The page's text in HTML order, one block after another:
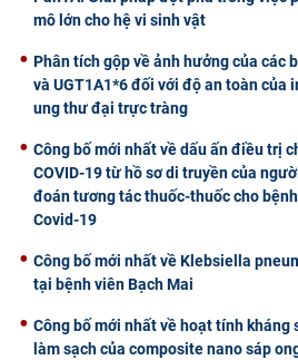
mô lớn cho hệ vi sinh vật
Phân tích gộp về ảnh hưởng của các
và UGT1A1*6 đối với độ an toàn của
ung thư đại trực tràng
Công bố mới nhất về dấu ấn điều trị
COVID-19 từ hồ sơ di truyền của
đoán tương tác thuốc-thuốc cho
Covid-19
Công bố mới nhất về Klebsiella
tại bệnh viên Bạch Mai
Công bố mới nhất về hoạt tính
làm sạch của composite nano sáp